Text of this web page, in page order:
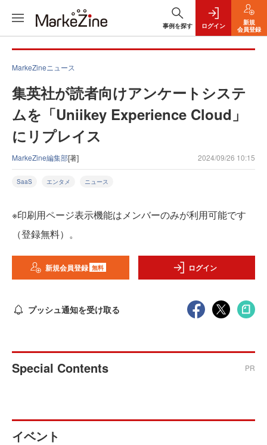
事例を探す ログイン
新規
会員登録
MarkeZineニュース
集英社が読者向けアンケートシステ
ムを「Uniikey Experience Cloud」
にリプレイス
MarkeZine編集部[著] 2024/09/26 10:15
SaaS エンタメ ニュース
※印刷用ページ表示機能はメンバーのみが利用可能です
（登録無料）。
新規会員登録 無料 ログイン
プッシュ通知を受け取る
Special Contents PR
イベント